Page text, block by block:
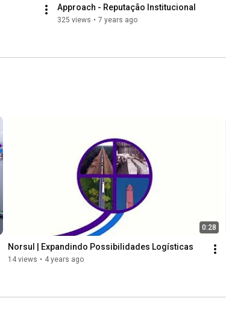
Approach - Reputação Institucional
325 views • 7 years ago
0:28
Norsul | Expandindo Possibilidades Logísticas
14 views • 4 years ago